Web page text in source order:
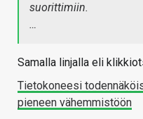
suorittimiin.
…
Samalla linjalla eli
Tietokoneesi
pieneen vähemmistöön